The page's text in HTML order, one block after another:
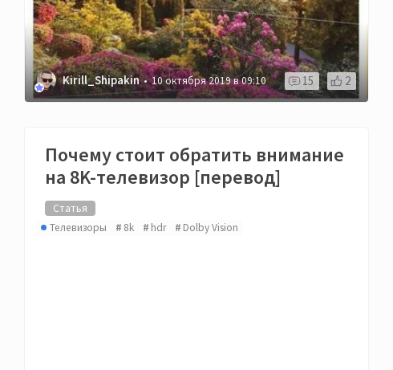
Kirill_Shipakin 10 октября 2019 в 09:10 15 2
Почему стоит обратить внимание
на 8K-телевизор [перевод]
Статья
Телевизоры
8k hdr Dolby Vision